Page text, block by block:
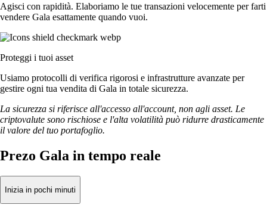
Agisci con rapidità. Elaboriamo le tue transazioni velocemente per farti
vendere Gala esattamente quando vuoi.
Proteggi i tuoi asset
Usiamo protocolli di verifica rigorosi e infrastrutture avanzate per
gestire ogni tua vendita di Gala in totale sicurezza.
La sicurezza si riferisce all'accesso all'account, non agli asset. Le
criptovalute sono rischiose e l'alta volatilità può ridurre drasticamente
il valore del tuo portafoglio.
Prezo Gala in tempo reale
Inizia in pochi minuti